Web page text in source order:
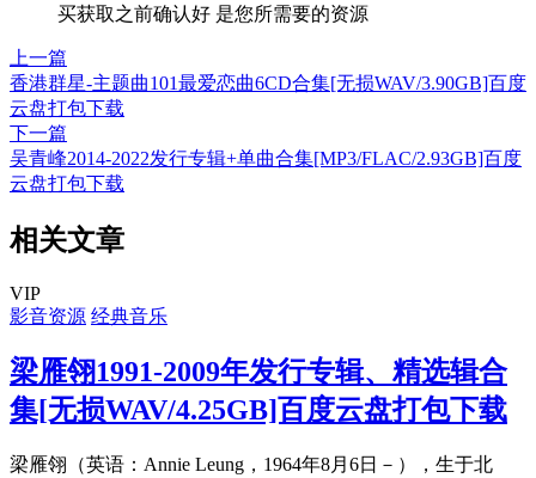
买获取之前确认好 是您所需要的资源
上一篇
香港群星-主题曲101最爱恋曲6CD合集[无损WAV/3.90GB]百度
云盘打包下载
下一篇
吴青峰2014-2022发行专辑+单曲合集[MP3/FLAC/2.93GB]百度
云盘打包下载
相关文章
VIP
影音资源 经典音乐
梁雁翎1991-2009年发行专辑、精选辑合
集[无损WAV/4.25GB]百度云盘打包下载
梁雁翎（英语：Annie Leung，1964年8月6日－），生于北